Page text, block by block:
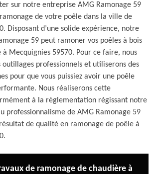
sur notre entreprise AMG Ramonage 59
de votre poêle dans la ville de
Disposant d’une solide expérience, notre
59 peut ramoner vos poêles à bois
Mecquignies 59570. Pour ce faire, nous
outillages professionnels et utiliserons des
pour que vous puissiez avoir une poêle
Nous réaliserons cette
à la règlementation régissant notre
professionnalisme de AMG Ramonage 59
de qualité en ramonage de poêle à
de ramonage de chaudière à